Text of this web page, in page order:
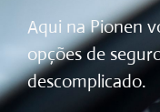
Aqui na Pionen
opções de
descomplicado.